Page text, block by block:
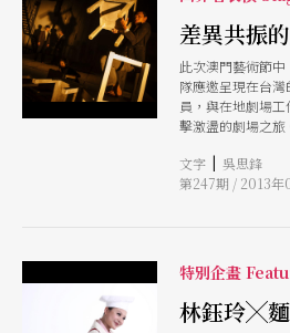
間；白天腦袋冒著
練場泡泡撐破，對
蘭陵開放劇場訓練
差異共振
此次澳門藝術節
隊應邀呈現在台
員，與在地劇場
擊激盪的劇場之
《大世界娛樂場》
劇《冬天的故事》
文字 | 吳思鋒
第247期 / 2013年
特別企畫
林鈺玲╳